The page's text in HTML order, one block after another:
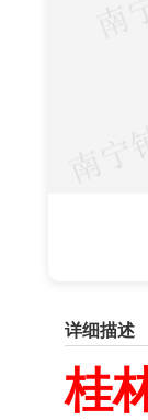
详细描述
桂